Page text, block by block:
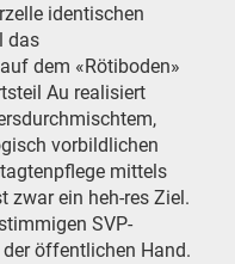
identischen
das
dem «Rötiboden»
Au realisiert
vorbildlichen
mittels
zwar ein heh-res Ziel.
SVP-
öffentlichen Hand.